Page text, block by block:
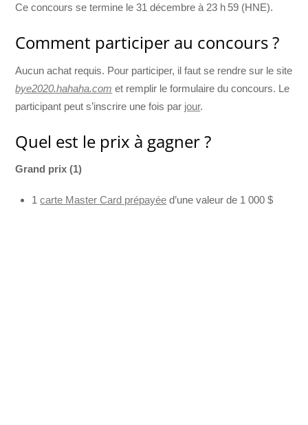
Ce concours se termine le 31 décembre à 23 h 59 (HNE).
Comment participer au concours ?
Aucun achat requis. Pour participer, il faut se rendre sur le site
bye2020.hahaha.com et remplir le formulaire du concours. Le
participant peut s’inscrire une fois par jour.
Quel est le prix à gagner ?
Grand prix (1)
1carte Master Card prépayée d’une valeur de 1 000 $